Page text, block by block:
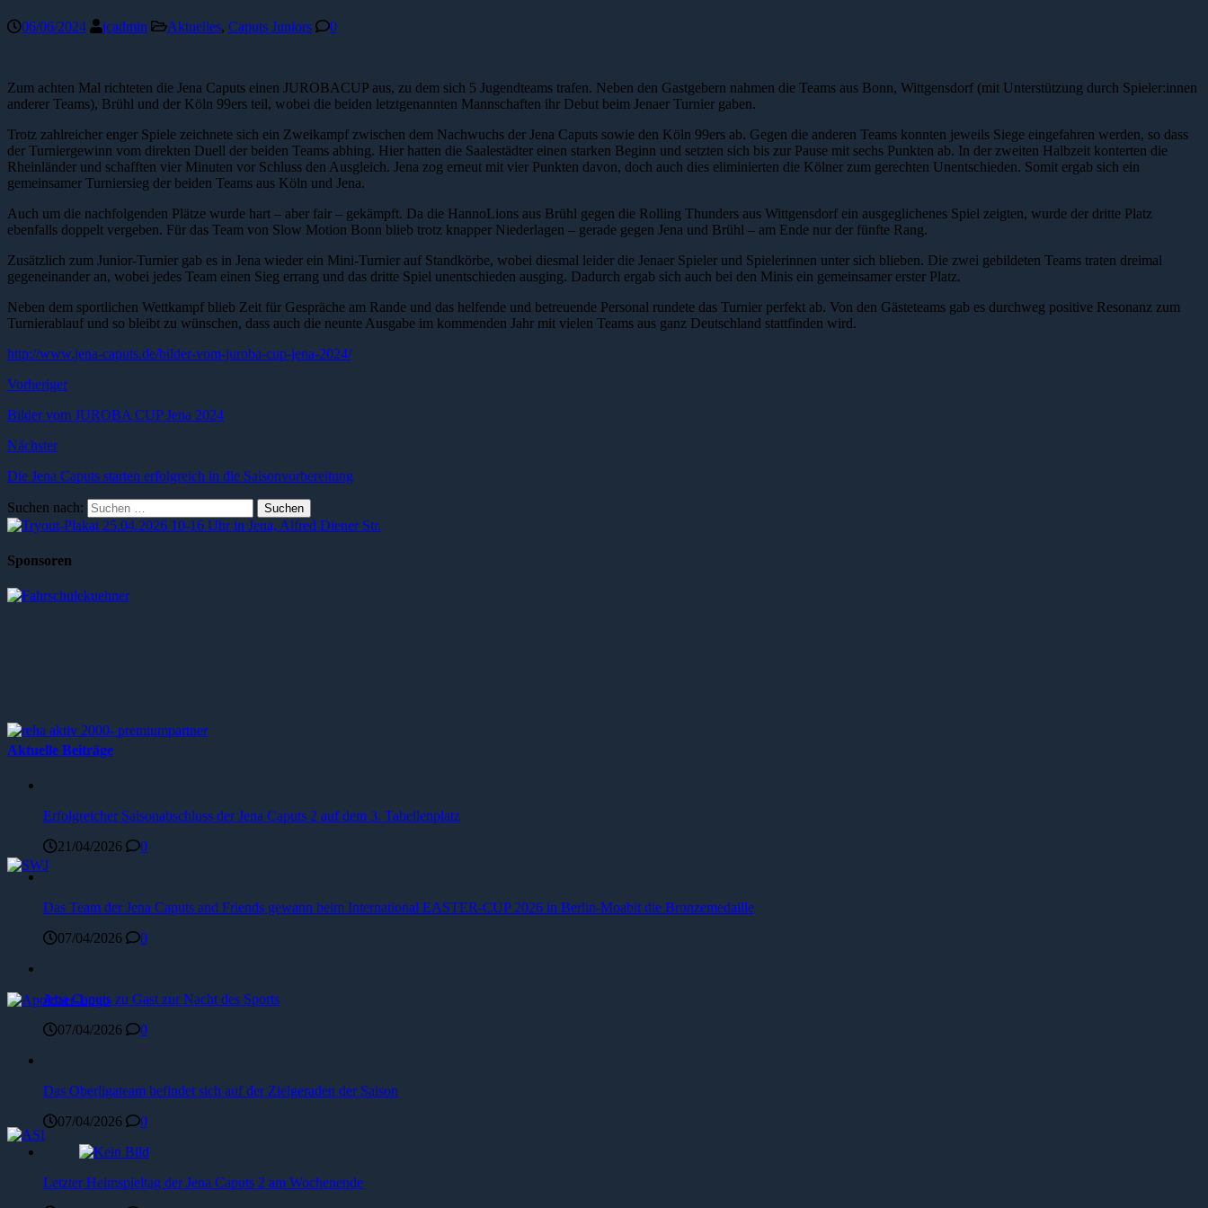
06/06/2024 jcadmin Aktuelles, Caputs Juniors 0
Zum achten Mal richteten die Jena Caputs einen JUROBACUP aus, zu dem sich 5 Jugendteams trafen. Neben den Gastgebern nahmen die Teams aus Bonn, Wittgensdorf (mit Unterstützung durch Spieler:innen
anderer Teams), Brühl und der Köln 99ers teil, wobei die beiden letztgenannten Mannschaften ihr Debut beim Jenaer Turnier gaben.
Trotz zahlreicher enger Spiele zeichnete sich ein Zweikampf zwischen dem Nachwuchs der Jena Caputs sowie den Köln 99ers ab. Gegen die anderen Teams konnten jeweils Siege eingefahren werden, so dass
der Turniergewinn vom direkten Duell der beiden Teams abhing. Hier hatten die Saalestädter einen starken Beginn und setzten sich bis zur Pause mit sechs Punkten ab. In der zweiten Halbzeit konterten die
Rheinländer und schafften vier Minuten vor Schluss den Ausgleich. Jena zog erneut mit vier Punkten davon, doch auch dies eliminierten die Kölner zum gerechten Unentschieden. Somit ergab sich ein
gemeinsamer Turniersieg der beiden Teams aus Köln und Jena.
Auch um die nachfolgenden Plätze wurde hart – aber fair – gekämpft. Da die HannoLions aus Brühl gegen die Rolling Thunders aus Wittgensdorf ein ausgeglichenes Spiel zeigten, wurde der dritte Platz
ebenfalls doppelt vergeben. Für das Team von Slow Motion Bonn blieb trotz knapper Niederlagen – gerade gegen Jena und Brühl – am Ende nur der fünfte Rang.
Zusätzlich zum Junior-Turnier gab es in Jena wieder ein Mini-Turnier auf Standkörbe, wobei diesmal leider die Jenaer Spieler und Spielerinnen unter sich blieben. Die zwei gebildeten Teams traten dreimal
gegeneinander an, wobei jedes Team einen Sieg errang und das dritte Spiel unentschieden ausging. Dadurch ergab sich auch bei den Minis ein gemeinsamer erster Platz.
Neben dem sportlichen Wettkampf blieb Zeit für Gespräche am Rande und das helfende und betreuende Personal rundete das Turnier perfekt ab. Von den Gästeteams gab es durchweg positive Resonanz zum
Turnierablauf und so bleibt zu wünschen, dass auch die neunte Ausgabe im kommenden Jahr mit vielen Teams aus ganz Deutschland stattfinden wird.
http://www.jena-caputs.de/bilder-vom-juroba-cup-jena-2024/
Vorheriger
Bilder vom JUROBA CUP Jena 2024
Nächster
Die Jena Caputs starten erfolgreich in die Saisonvorbereitung
Suchen nach:
Sponsoren
Aktuelle Beiträge
Erfolgreicher Saisonabschluss der Jena Caputs 2 auf dem 3. Tabellenplatz
21/04/2026
0
Das Team der Jena Caputs and Friends gewann beim International EASTER-CUP 2026 in Berlin-Moabit die Bronzemedaille
07/04/2026
0
Jena Caputs zu Gast zur Nacht des Sports
07/04/2026
0
Das Oberligateam befindet sich auf der Zielgeraden der Saison
07/04/2026
0
Letzter Heimspieltag der Jena Caputs 2 am Wochenende